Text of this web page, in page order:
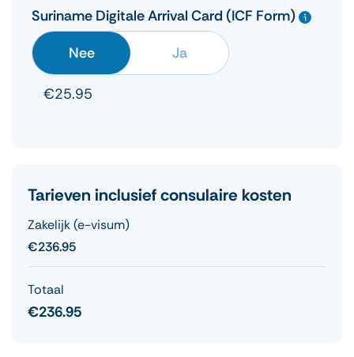
Suriname Digitale Arrival Card (ICF Form)
Nee
Ja
€25.95
Tarieven inclusief consulaire kosten
Zakelijk (e-visum)
€236.95
Totaal
€236.95